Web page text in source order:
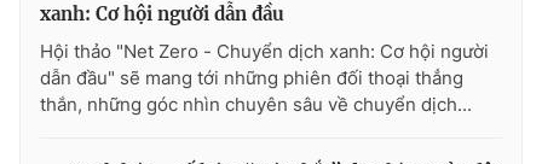
® Cấm sao chép dưới mọi hình thức nếu không có sự chấp
thuận bằng văn bản. Ghi rõ nguồn VTV.vn khi phát hành lại
xanh: Cơ hội người dẫn đầu
Hội thảo "Net Zero - Chuyển dịch xanh: Cơ hội người
dẫn đầu" sẽ mang tới những phiên đối thoại thẳng
thắn, những góc nhìn chuyên sâu về chuyển dịch...